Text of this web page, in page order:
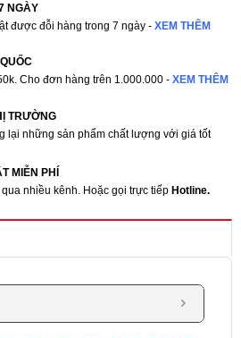
NGÀY
được đỗi hàng trong 7 ngày - XEM THÊM
Cho đơn hàng trên 1.000.000 - XEM THÊM
TRƯỜNG
lại những sản phẩm chất lượng với giá tốt
MIỄN PHÍ
nhiều kênh. Hoặc gọi trực tiếp Hotline.